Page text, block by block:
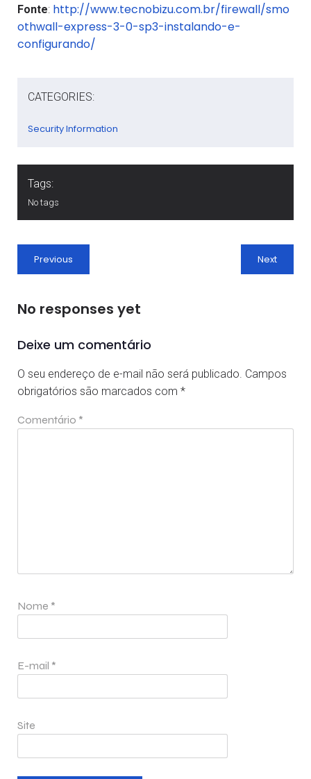
Fonte: http://www.tecnobizu.com.br/firewall/smo
othwall-express-3-0-sp3-instalando-e-
configurando/
CATEGORIES:
Security Information
Tags:
No tags
Previous Next
No responses yet
Deixe um comentário
O seu endereço de e-mail não será publicado. Campos
obrigatórios são marcados com *
Comentário *
Nome *
E-mail *
Site